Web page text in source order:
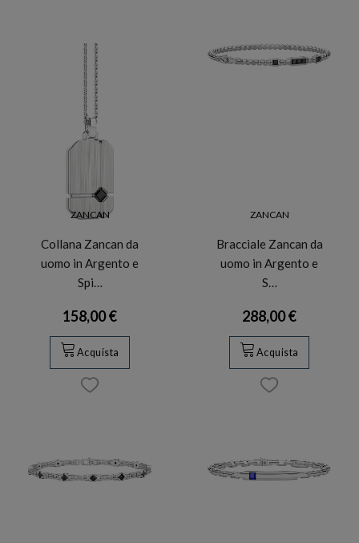
ZANCAN
Collana Zancan da
uomo in Argento e
Spi…
158,00 €
Acquista
ZANCAN
Bracciale Zancan da
uomo in Argento e
S…
288,00 €
Acquista